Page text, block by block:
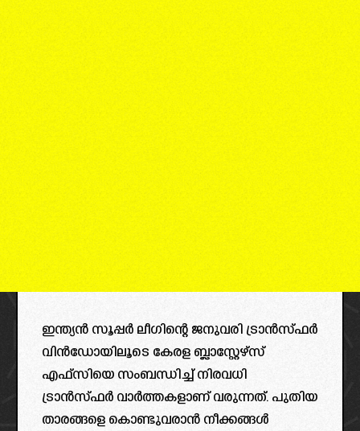
ഇന്ത്യൻ സൂപ്പർ ലീഗിന്റെ ജനുവരി ട്രാൻസ്ഫർ
വിൻഡോയിലൂടെ കേരള ബ്ലാസ്റ്റേഴ്സ്
എഫ്സിയെ സംബന്ധിച്ച് നിരവധി
ട്രാൻസ്ഫർ വാർത്തകളാണ് വരുന്നത്. പുതിയ
താരങ്ങളെ കൊണ്ടുവരാൻ നീക്കങ്ങൾ